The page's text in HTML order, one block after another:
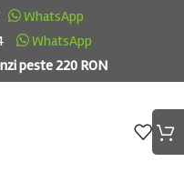
WhatsApp
WhatsApp
peste 220 RON